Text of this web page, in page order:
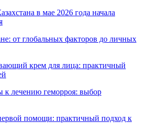
в мае 2026 года начала
от глобальных факторов до личных
крем для лица: практичный
лечению геморроя: выбор
помощи: практичный подход к